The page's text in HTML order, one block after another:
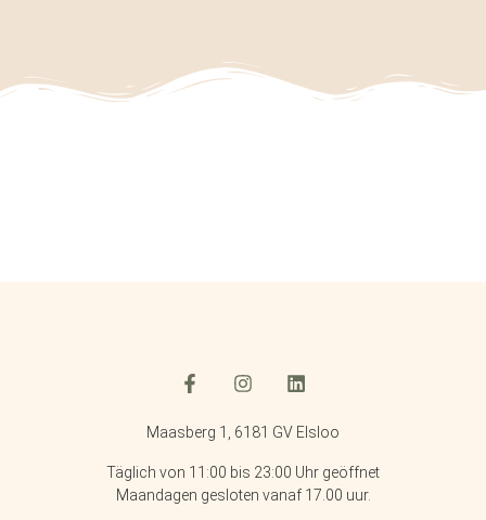
Maasberg 1, 6181 GV Elsloo
Täglich von 11:00 bis 23:00 Uhr geöffnet
Maandagen gesloten vanaf 17.00 uur.